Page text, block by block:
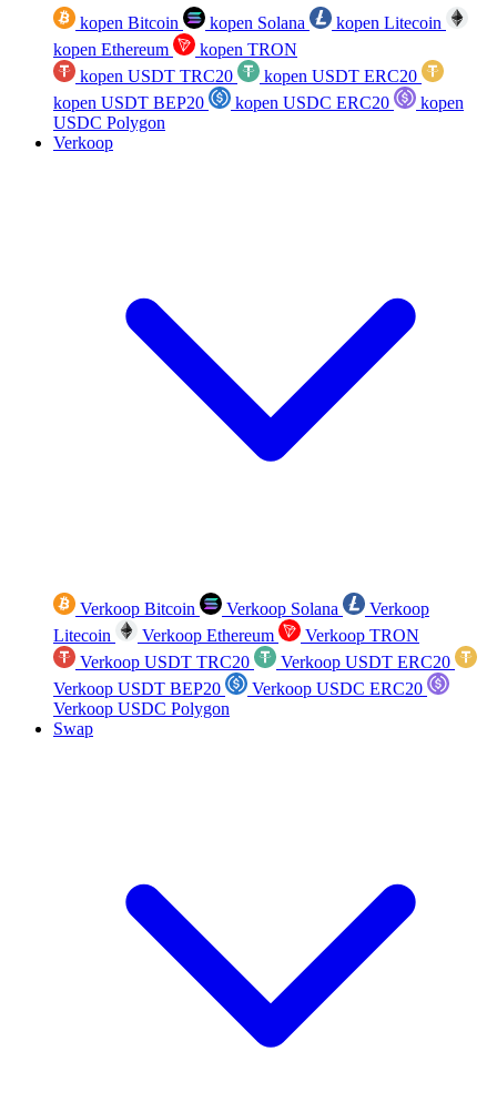
kopen Bitcoin kopen Solana
kopen Litecoin
kopen Ethereum
kopen TRON
kopen USDT TRC20
kopen USDT ERC20
kopen USDT BEP20
kopen USDC ERC20
kopen
USDC Polygon
Verkoop
Verkoop Bitcoin Verkoop Solana
Verkoop
Litecoin
Verkoop Ethereum
Verkoop TRON
Verkoop USDT TRC20
Verkoop USDT ERC20
Verkoop USDT BEP20
Verkoop USDC ERC20
Verkoop USDC Polygon
Swap